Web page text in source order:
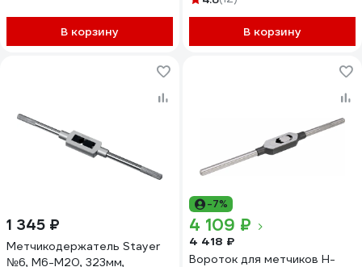
В корзину В корзину
1 345 ₽
Метчикодержатель Stayer
№6, М6-М20, 323мм,
-7%
4 109 ₽
4 418 ₽
Вороток для метчиков H-